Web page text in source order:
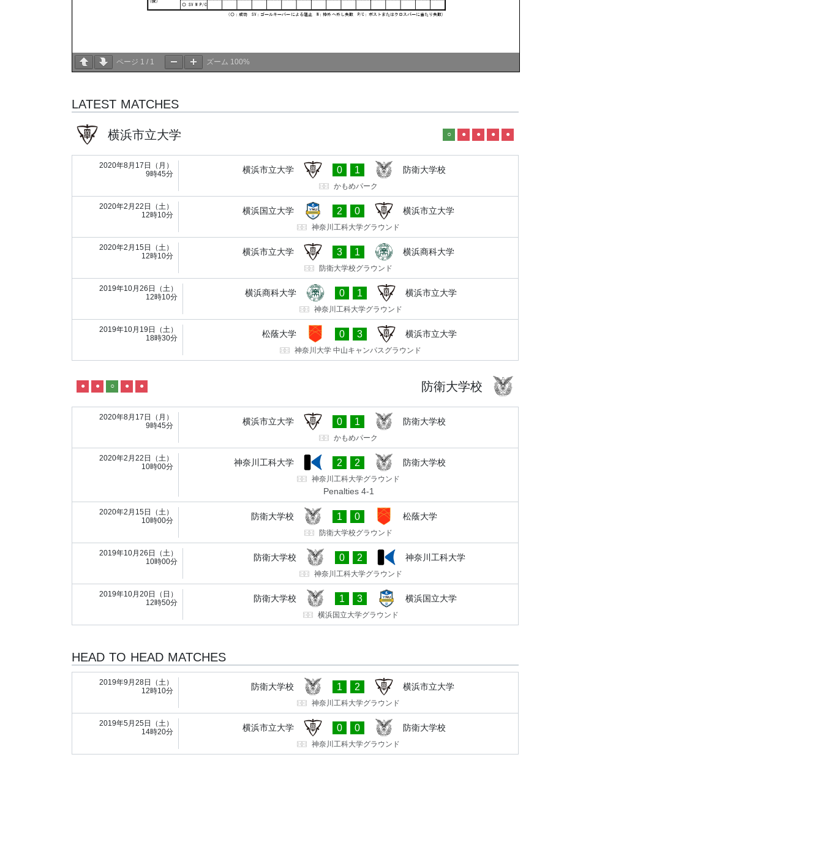
ページ 1 / 1 ズーム 100%
LATEST MATCHES
横浜市立大学 ○ ● ● ● ●
2020年8月17日（月）
9時45分
横浜市立大学 0 1 防衛大学校
かもめパーク
2020年2月22日（土）
12時10分
横浜国立大学 2 0 横浜市立大学
神奈川工科大学グラウンド
2020年2月15日（土）
12時10分
横浜市立大学 3 1 横浜商科大学
防衛大学校グラウンド
2019年10月26日（土）
12時10分
横浜商科大学 0 1 横浜市立大学
神奈川工科大学グラウンド
2019年10月19日（土）
18時30分
松蔭大学 0 3 横浜市立大学
神奈川大学 中山キャンパスグラウンド
防衛大学校
● ● ○ ● ●
2020年8月17日（月）
9時45分
横浜市立大学 0 1 防衛大学校
かもめパーク
2020年2月22日（土）
10時00分
神奈川工科大学 2 2 防衛大学校
神奈川工科大学グラウンド
Penalties 4-1
2020年2月15日（土）
10時00分
防衛大学校 1 0 松蔭大学
防衛大学校グラウンド
2019年10月26日（土）
10時00分
防衛大学校 0 2 神奈川工科大学
神奈川工科大学グラウンド
2019年10月20日（日）
12時50分
防衛大学校 1 3 横浜国立大学
横浜国立大学グラウンド
HEAD TO HEAD MATCHES
2019年9月28日（土）
12時10分
防衛大学校 1 2 横浜市立大学
神奈川工科大学グラウンド
2019年5月25日（土）
14時20分
横浜市立大学 0 0 防衛大学校
神奈川工科大学グラウンド